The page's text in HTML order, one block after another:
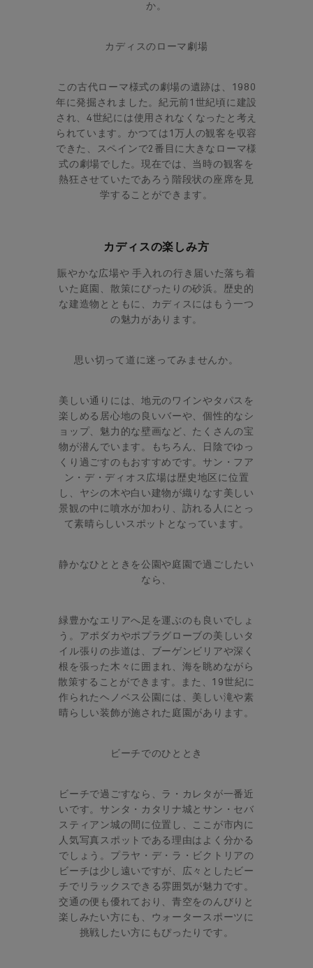
か。
カディスのローマ劇場
この古代ローマ様式の劇場の遺跡は、1980
年に発掘されました。紀元前1世紀頃に建設
され、4世紀には使用されなくなったと考え
られています。 かつては1万人の観客を収容
できた、スペインで2番目に大きなローマ様
式の劇場でした。現在では、当時の観客を
熱狂させていたであろう階段状の座席を見
学することができます。
カディスの楽しみ方
賑やかな広場や 手入れの行き届いた落ち着
いた庭園、散策にぴったりの砂浜。歴史的
な建造物とともに、カディスにはもう一つ
の魅力があります。
思い切って道に迷ってみませんか。
美しい通りには、地元のワインやタパスを
楽しめる居心地の良いバーや、個性的なシ
ョップ、魅力的な壁画など、たくさんの宝
物が潜んでいます。もちろん、日陰でゆっ
くり過ごすのもおすすめです。サン・フア
ン・デ・ディオス広場は歴史地区に位置
し、ヤシの木や白い建物が織りなす美しい
景観の中に噴水が加わり、訪れる人にとっ
て素晴らしいスポットとなっています。
静かなひとときを公園や庭園で過ごしたい
なら、
緑豊かなエリアへ足を運ぶのも良いでしょ
う。アポダカやポプラグローブの美しいタ
イル張りの歩道は、ブーゲンビリアや深く
根を張った木々に囲まれ、海を眺めながら
散策することができます。また、19世紀に
作られたヘノベス公園には、美しい滝や素
晴らしい装飾が施された庭園があります。
ビーチでのひととき
ビーチで過ごすなら、ラ・カレタが一番近
いです。サンタ・カタリナ城とサン・セバ
スティアン城の間に位置し、ここが市内に
人気写真スポットである理由はよく分かる
でしょう。プラヤ・デ・ラ・ビクトリアの
ビーチは少し遠いですが、広々としたビー
チでリラックスできる雰囲気が魅力です。
交通の便も優れており、青空をのんびりと
楽しみたい方にも、ウォータースポーツに
挑戦したい方にもぴったりです。